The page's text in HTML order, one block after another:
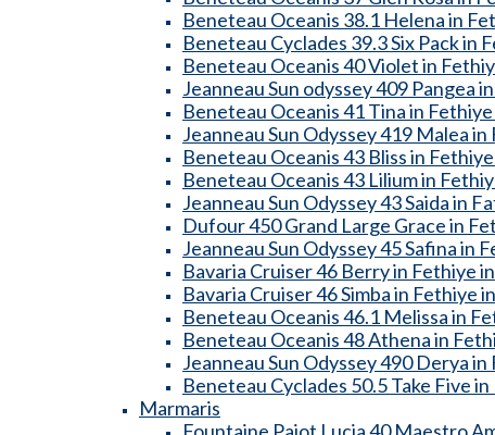
Beneteau Oceanis 38.1 Helena in
Beneteau Cyclades 39.3 Six Pack in
Beneteau Oceanis 40 Violet in
Jeanneau Sun odyssey 409 Pangea
Beneteau Oceanis 41 Tina in
Jeanneau Sun Odyssey 419 Malea
Beneteau Oceanis 43 Bliss in
Beneteau Oceanis 43 Lilium in
Jeanneau Sun Odyssey 43 Saida in
Dufour 450 Grand Large Grace in
Jeanneau Sun Odyssey 45 Safina in
Bavaria Cruiser 46 Berry in Fethiye
Bavaria Cruiser 46 Simba in Fethiye
Beneteau Oceanis 46.1 Melissa in
Beneteau Oceanis 48 Athena in
Jeanneau Sun Odyssey 490 Derya
Beneteau Cyclades 50.5 Take Five
Marmaris